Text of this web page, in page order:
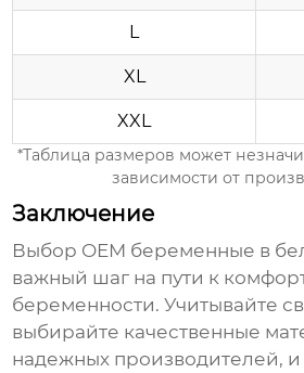
L
XL
XXL
*Таблица размеров может
зависимости от
Заключение
Выбор OEM беременные в
важный шаг на пути к
беременности. Учитывайте
выбирайте качественные
надежных производителей,